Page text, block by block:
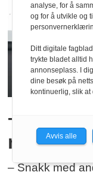
– Faglig
nøkkel
– Snakk med
analyse, for å
og for å utvikle og
Ditt digitale
trykte bladet alltid
annonseplass. I
dine besøk på
kontinuerlig, slik
Avvis alle